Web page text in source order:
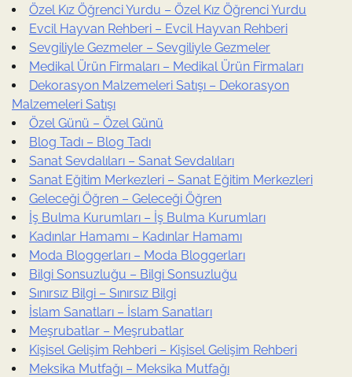
Özel Kız Öğrenci Yurdu – Özel Kız Öğrenci Yurdu
Evcil Hayvan Rehberi – Evcil Hayvan Rehberi
Sevgiliyle Gezmeler – Sevgiliyle Gezmeler
Medikal Ürün Firmaları – Medikal Ürün Firmaları
Dekorasyon Malzemeleri Satışı – Dekorasyon
Malzemeleri Satışı
Özel Günü – Özel Günü
Blog Tadı – Blog Tadı
Sanat Sevdalıları – Sanat Sevdalıları
Sanat Eğitim Merkezleri – Sanat Eğitim Merkezleri
Geleceği Öğren – Geleceği Öğren
İş Bulma Kurumları – İş Bulma Kurumları
Kadınlar Hamamı – Kadınlar Hamamı
Moda Bloggerları – Moda Bloggerları
Bilgi Sonsuzluğu – Bilgi Sonsuzluğu
Sınırsız Bilgi – Sınırsız Bilgi
İslam Sanatları – İslam Sanatları
Meşrubatlar – Meşrubatlar
Kişisel Gelişim Rehberi – Kişisel Gelişim Rehberi
Meksika Mutfağı – Meksika Mutfağı